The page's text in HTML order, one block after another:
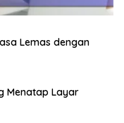
Lemas dengan
Menatap Layar